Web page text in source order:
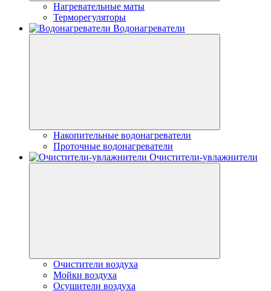
Нагревательные маты
Терморегуляторы
Водонагреватели
Накопительные водонагреватели
Проточные водонагреватели
Очистители-увлажнители
Очистители воздуха
Мойки воздуха
Осушители воздуха